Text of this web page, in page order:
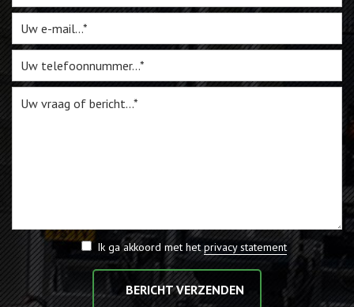
Webshop
Te Koop
Miniatuur
Ik ga akkoord met hetprivacy statement
BERICHT VERZENDEN